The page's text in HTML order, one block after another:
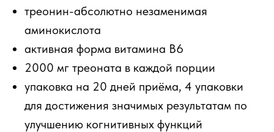
треонин-абсолютно незаменимая
аминокислота
активная форма витамина В6
2000 мг треоната в каждой порции
упаковка на 20 дней приёма, 4 упаковки
для достижения значимых результатам по
улучшению когнитивных функций